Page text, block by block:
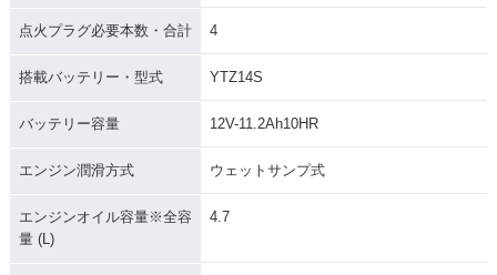
点火プラグ必要本数・合計 4
搭載バッテリー・型式 YTZ14S
バッテリー容量 12V-11.2Ah10HR
エンジン潤滑方式 ウェットサンプ式
エンジンオイル容量※全容
量 (L)
4.7